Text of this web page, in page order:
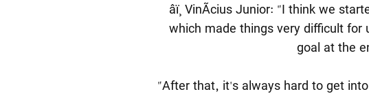
âï¸ VinÃ­cius Junior: "I think we
which made things very difficult for
goal at the
"After that, it's always hard to get